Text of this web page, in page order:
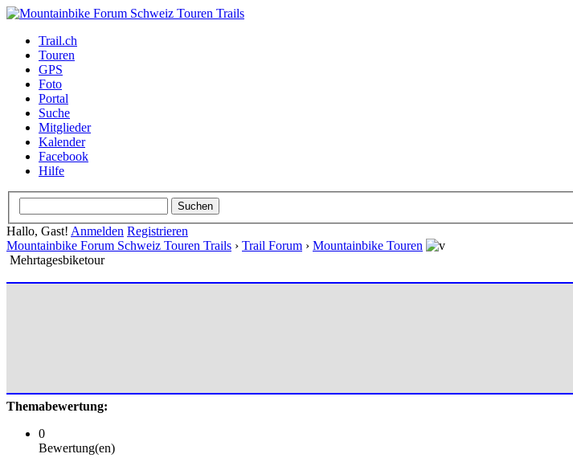
Trail.ch
Touren
GPS
Foto
Portal
Suche
Mitglieder
Kalender
Facebook
Hilfe
Hallo, Gast! Anmelden Registrieren
Mountainbike Forum Schweiz Touren Trails › Trail Forum › Mountainbike Touren
Mehrtagesbiketour
Themabewertung:
0
Bewertung(en)